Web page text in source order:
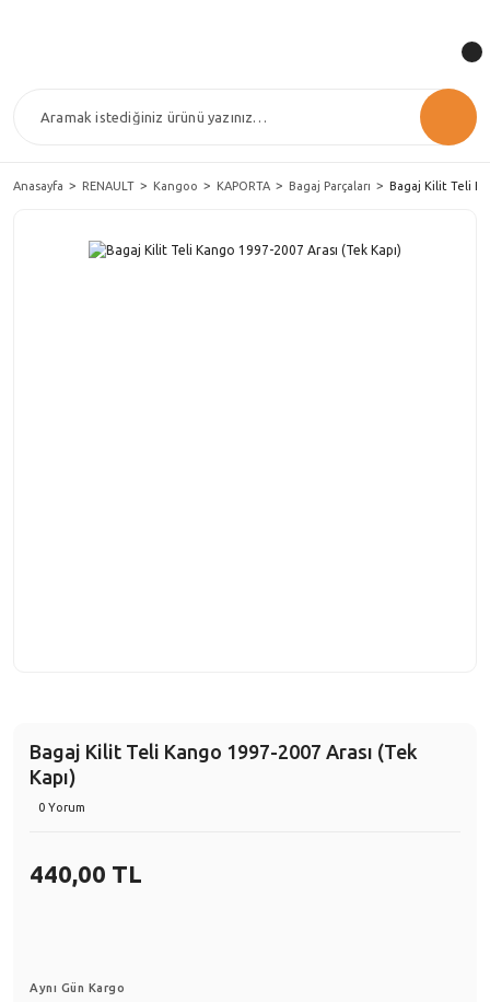
Anasayfa RENAULT Kangoo KAPORTA Bagaj Parçaları Bagaj Kilit Teli
Bagaj Kilit Teli Kango 1997-2007 Arası (Tek
Kapı)
0 Yorum
440,00 TL
Aynı Gün Kargo